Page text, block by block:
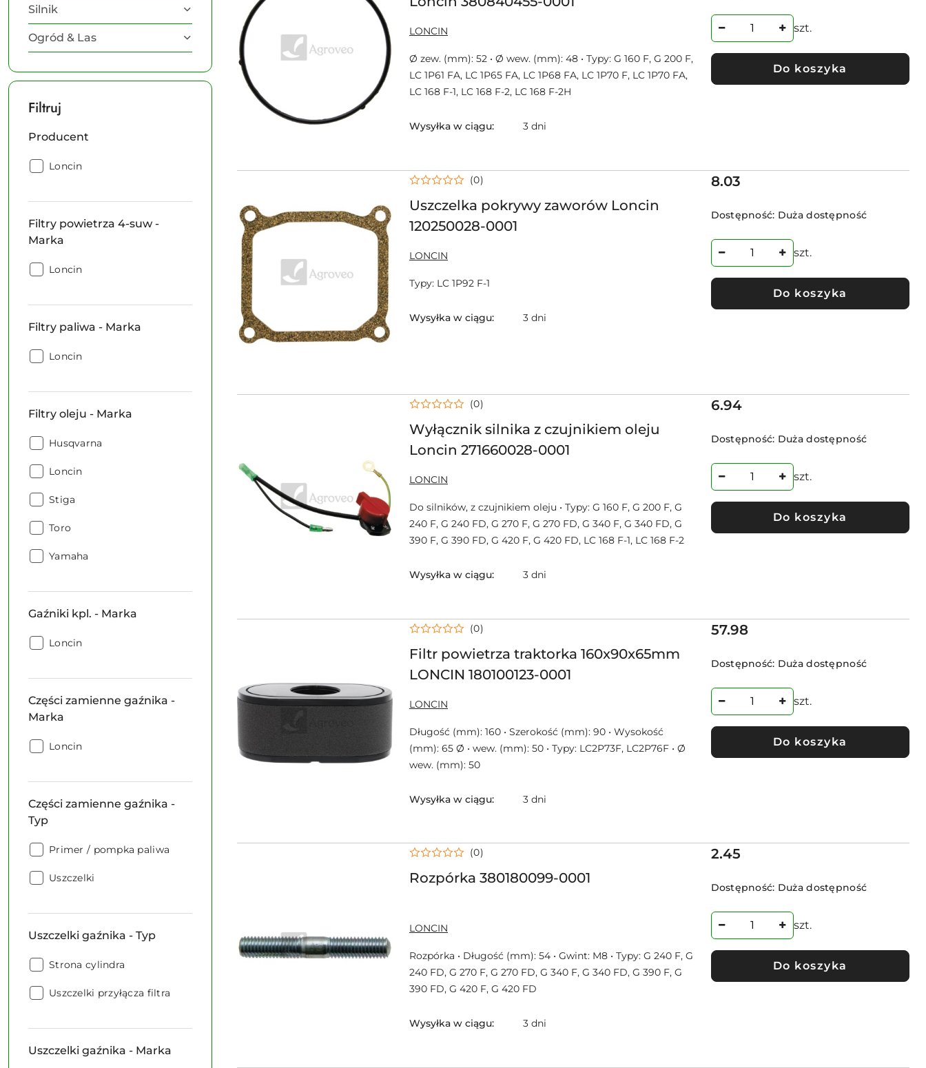
Silnik
Ogród & Las
Filtruj
Producent
Producent:
Loncin
Filtry powietrza 4-suw -
Marka
Filtry
-
Loncin
Filtry paliwa - Marka
Filtry
Loncin
Filtry oleju - Marka
Filtry
-
Husqvarna
Filtry
-
Loncin
Filtry
-
Stiga
Filtry
-
Toro
Filtry
Yamaha
Gaźniki kpl. - Marka
Gaźniki
Loncin
Części zamienne gaźnika -
Marka
Części
Marka:
Loncin
Części zamienne gaźnika -
Typ
Części
gaźnika
Primer / pompka paliwa
Części
Typ:
Uszczelki
Uszczelki gaźnika - Typ
Uszczelki
-
Strona cylindra
Uszczelki
Uszczelki przyłącza filtra
Uszczelki gaźnika - Marka
NAZWA
PRODUCENTA:
LONCIN
Ø zew. (mm): 52 • Ø wew. (mm): 48 • Typy: G 160 F, G 200 F,
LC 1P61 FA, LC 1P65 FA, LC 1P68 FA, LC 1P70 F, LC 1P70 FA,
LC 168 F-1, LC 168 F-2, LC 168 F-2H
Wysyłka w ciągu: 3 dni
szt.
Do koszyka
Uszczelka pokrywy zaworów Loncin
120250028-0001
(0)
NAZWA
PRODUCENTA:
LONCIN
Typy: LC 1P92 F-1
Wysyłka w ciągu: 3 dni
Cena:
8.03
Dostępność: Duża dostępność
szt.
Do koszyka
Wyłącznik silnika z czujnikiem oleju
Loncin 271660028-0001
(0)
NAZWA
PRODUCENTA:
LONCIN
Do silników, z czujnikiem oleju • Typy: G 160 F, G 200 F, G
240 F, G 240 FD, G 270 F, G 270 FD, G 340 F, G 340 FD, G
390 F, G 390 FD, G 420 F, G 420 FD, LC 168 F-1, LC 168 F-2
Wysyłka w ciągu: 3 dni
Cena:
6.94
Dostępność: Duża dostępność
szt.
Do koszyka
Filtr powietrza traktorka 160x90x65mm
LONCIN 180100123-0001
(0)
NAZWA
PRODUCENTA:
LONCIN
Długość (mm): 160 • Szerokość (mm): 90 • Wysokość
(mm): 65 Ø • wew. (mm): 50 • Typy: LC2P73F, LC2P76F • Ø
wew. (mm): 50
Wysyłka w ciągu: 3 dni
Cena:
57.98
Dostępność: Duża dostępność
szt.
Do koszyka
Rozpórka 380180099-0001
(0)
NAZWA
PRODUCENTA:
LONCIN
Rozpórka • Długość (mm): 54 • Gwint: M8 • Typy: G 240 F, G
240 FD, G 270 F, G 270 FD, G 340 F, G 340 FD, G 390 F, G
390 FD, G 420 F, G 420 FD
Wysyłka w ciągu: 3 dni
Cena:
2.45
Dostępność: Duża dostępność
szt.
Do koszyka